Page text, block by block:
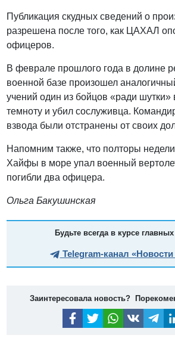
Публикация скудных сведений о
разрешена после того, как ЦАХАЛ
офицеров.
В феврале прошлого года в долине
военной базе произошел
учений один из бойцов «ради шутки»
темноту и убил сослуживца.
взвода были отстранены от своих
Напомним также, что полторы
Хайфы в море упал военный
погибли два офицера.
Ольга Бакушинская
Будьте всегда в курсе
Telegram-канал
Заинтересовала новость?